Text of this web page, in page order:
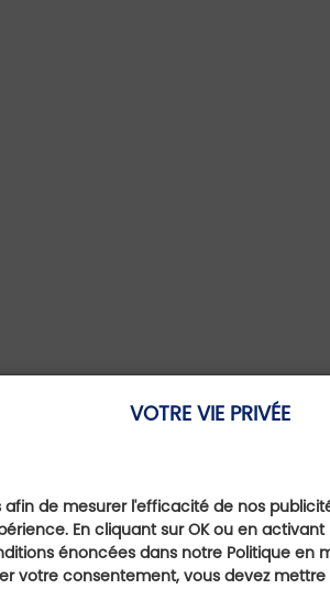
VOTRE VIE PRIVÉE
afin de mesurer l'efficacité de nos
En cliquant sur OK ou en
énoncées dans notre Politique en
votre consentement, vous devez
ce mélange d’instinct et de
cette modification, j’ai
lui et après confirmation, c’était
5. Le premier travail d’une
de certains bunkers ;
entend conserver le